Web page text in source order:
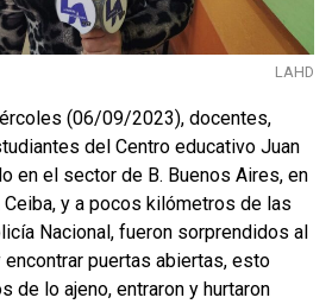
LAHD
(06/09/2023), docentes,
del Centro educativo Juan
en el sector de B. Buenos Aires, en
y a pocos kilómetros de las
Nacional, fueron sorprendidos al
puertas abiertas, esto
de lo ajeno, entraron y hurtaron